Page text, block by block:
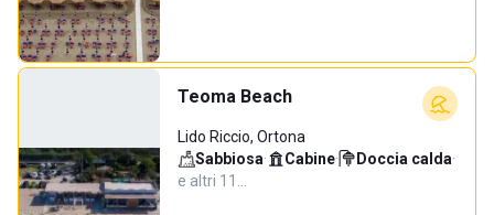
Teoma Beach
Lido Riccio, Ortona
Sabbiosa· Cabine· Doccia calda·
e altri 11…